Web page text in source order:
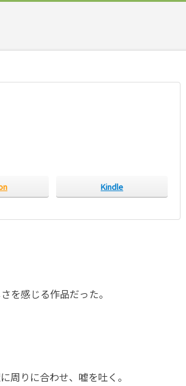
Kindle
を感じる作品だった。
周りに合わせ、嘘を吐く。